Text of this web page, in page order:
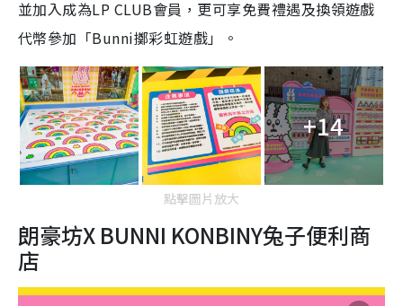
i
g
T
i
並加入成為LP CLUB會員，更可享免費禮遇及換領遊戲
代幣參加「Bunni擲彩虹遊戲」。
+14
點擊圖片放大
朗豪坊X BUNNI KONBINY兔子便利商
店